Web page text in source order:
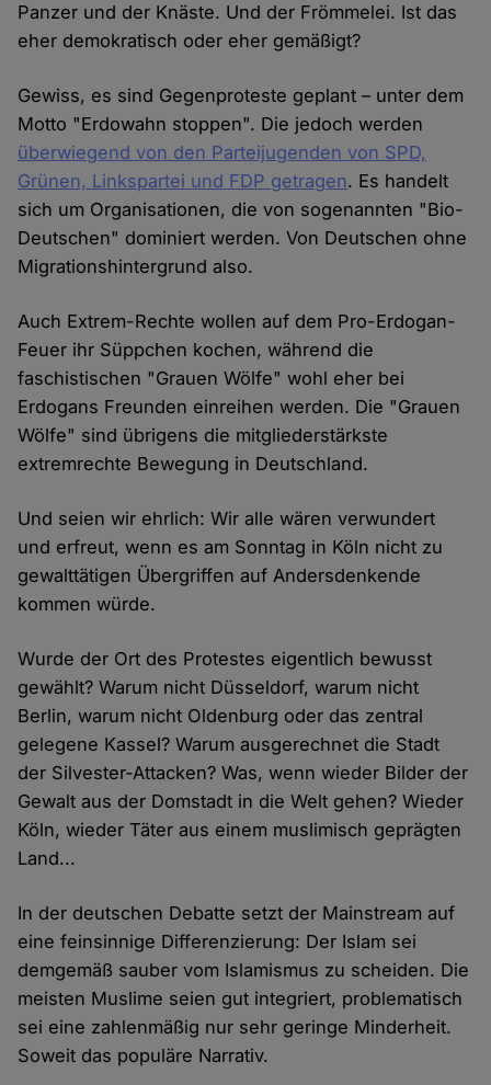
Panzer und der Knäste. Und der Frömmelei. Ist das
eher demokratisch oder eher gemäßigt?
Gewiss, es sind Gegenproteste geplant – unter dem
Motto "Erdowahn stoppen". Die jedoch werden
überwiegend von den Parteijugenden von SPD,
Grünen, Linkspartei und FDP getragen. Es handelt
sich um Organisationen, die von sogenannten "Bio-
Deutschen" dominiert werden. Von Deutschen ohne
Migrationshintergrund also.
Auch Extrem-Rechte wollen auf dem Pro-Erdogan-
Feuer ihr Süppchen kochen, während die
faschistischen "Grauen Wölfe" wohl eher bei
Erdogans Freunden einreihen werden. Die "Grauen
Wölfe" sind übrigens die mitgliederstärkste
extremrechte Bewegung in Deutschland.
Und seien wir ehrlich: Wir alle wären verwundert
und erfreut, wenn es am Sonntag in Köln nicht zu
gewalttätigen Übergriffen auf Andersdenkende
kommen würde.
Wurde der Ort des Protestes eigentlich bewusst
gewählt? Warum nicht Düsseldorf, warum nicht
Berlin, warum nicht Oldenburg oder das zentral
gelegene Kassel? Warum ausgerechnet die Stadt
der Silvester-Attacken? Was, wenn wieder Bilder der
Gewalt aus der Domstadt in die Welt gehen? Wieder
Köln, wieder Täter aus einem muslimisch geprägten
Land...
In der deutschen Debatte setzt der Mainstream auf
eine feinsinnige Differenzierung: Der Islam sei
demgemäß sauber vom Islamismus zu scheiden. Die
meisten Muslime seien gut integriert, problematisch
sei eine zahlenmäßig nur sehr geringe Minderheit.
Soweit das populäre Narrativ.